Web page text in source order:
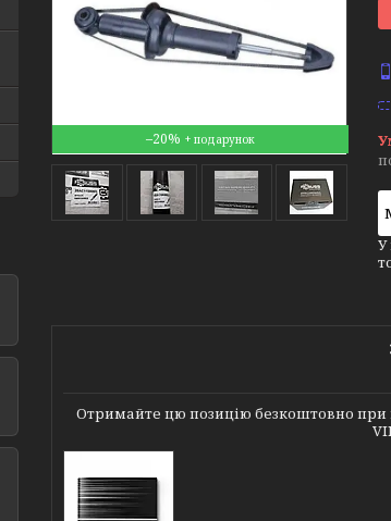
–20%
У
Отримайте цю позицію безкоштовно при